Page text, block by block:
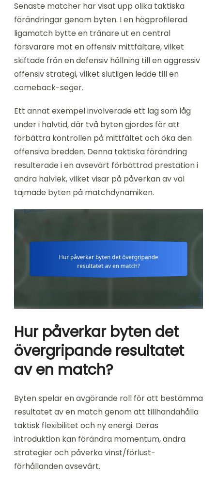
Senaste matcher har visat upp olika taktiska
förändringar genom byten. I en högprofilerad
ligamatch bytte en tränare ut en central
försvarare mot en offensiv mittfältare, vilket
skiftade från en defensiv hållning till en aggressiv
offensiv strategi, vilket slutligen ledde till en
comeback-seger.
Ett annat exempel involverade ett lag som låg
under i halvtid, där två byten gjordes för att
förbättra kontrollen på mittfältet och öka den
offensiva bredden. Denna taktiska förändring
resulterade i en avsevärt förbättrad prestation i
andra halvlek, vilket visar på påverkan av väl
tajmade byten på matchdynamiken.
Hur påverkar byten det
övergripande resultatet
av en match?
Byten spelar en avgörande roll för att bestämma
resultatet av en match genom att tillhandahålla
taktisk flexibilitet och ny energi. Deras
introduktion kan förändra momentum, ändra
strategier och påverka vinst/förlust-
förhållanden avsevärt.